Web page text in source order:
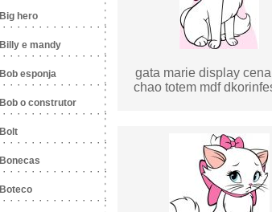
Big hero
Billy e mandy
Bob esponja
Bob o construtor
Bolt
Bonecas
Boteco
gata marie display
chao totem mdf